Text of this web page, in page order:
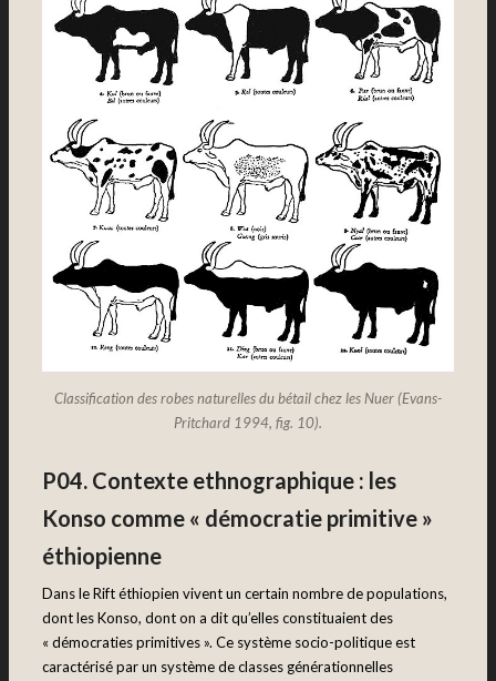
Classification des robes naturelles du bétail chez les Nuer (Evans-
Pritchard 1994, fig. 10).
P04. Contexte ethnographique : les
Konso comme « démocratie primitive »
éthiopienne
Dans le Rift éthiopien vivent un certain nombre de populations,
dont les Konso, dont on a dit qu’elles constituaient des
« démocraties primitives ». Ce système socio-politique est
caractérisé par un système de classes générationnelles